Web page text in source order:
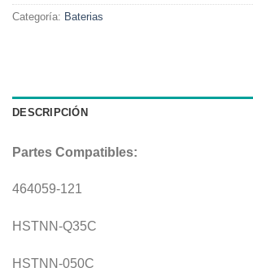
Categoría: Baterias
DESCRIPCIÓN
Partes Compatibles:
464059-121
HSTNN-Q35C
HSTNN-050C